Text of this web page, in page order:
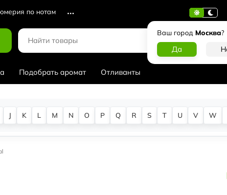
по нотам
Ваш город Москва?
Подобрать аромат Отливанты
J K L M N O P Q R S T U V W